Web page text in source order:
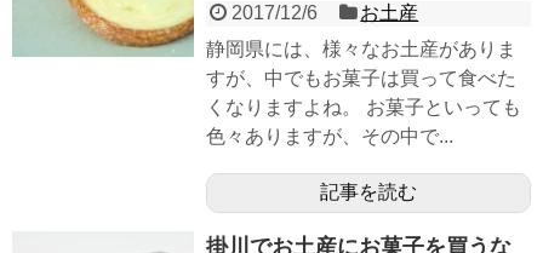
2017/12/6
お土産
静岡県には、様々なお土産がありま
すが、中でもお菓子は買って食べた
くなりますよね。 お菓子といっても
色々ありますが、その中で...
記事を読む
掛川でお土産にお菓子を買うな